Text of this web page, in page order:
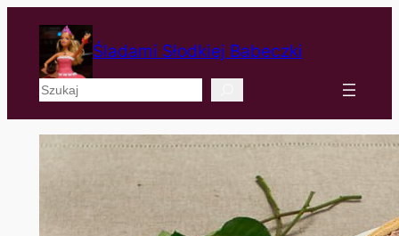
Śladami Słodkiej Babeczki
Szukaj